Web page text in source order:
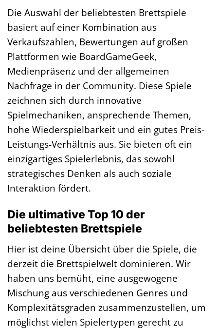
Die Auswahl der beliebtesten Brettspiele
basiert auf einer Kombination aus
Verkaufszahlen, Bewertungen auf großen
Plattformen wie BoardGameGeek,
Medienpräsenz und der allgemeinen
Nachfrage in der Community. Diese Spiele
zeichnen sich durch innovative
Spielmechaniken, ansprechende Themen,
hohe Wiederspielbarkeit und ein gutes Preis-
Leistungs-Verhältnis aus. Sie bieten oft ein
einzigartiges Spielerlebnis, das sowohl
strategisches Denken als auch soziale
Interaktion fördert.
Die ultimative Top 10 der
beliebtesten Brettspiele
Hier ist deine Übersicht über die Spiele, die
derzeit die Brettspielwelt dominieren. Wir
haben uns bemüht, eine ausgewogene
Mischung aus verschiedenen Genres und
Komplexitätsgraden zusammenzustellen, um
möglichst vielen Spielertypen gerecht zu